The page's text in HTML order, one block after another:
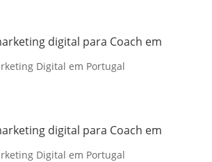
digital para Coach em
Digital em Portugal
digital para Coach em
Digital em Portugal